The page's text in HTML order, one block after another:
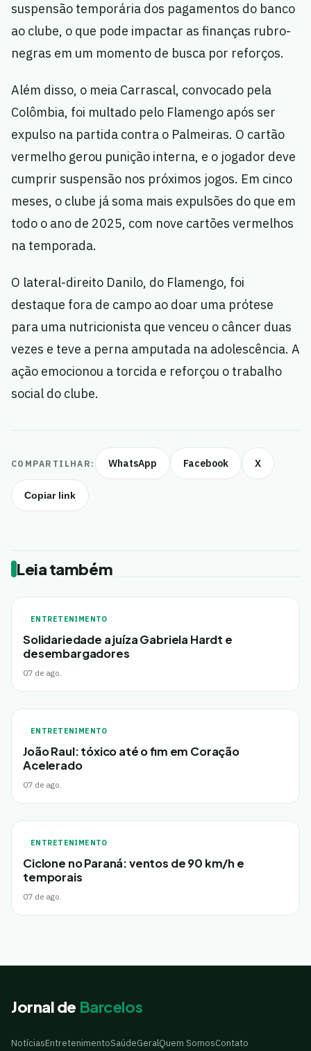
suspensão temporária dos pagamentos do banco
ao clube, o que pode impactar as finanças rubro-
negras em um momento de busca por reforços.
Além disso, o meia Carrascal, convocado pela
Colômbia, foi multado pelo Flamengo após ser
expulso na partida contra o Palmeiras. O cartão
vermelho gerou punição interna, e o jogador deve
cumprir suspensão nos próximos jogos. Em cinco
meses, o clube já soma mais expulsões do que em
todo o ano de 2025, com nove cartões vermelhos
na temporada.
O lateral-direito Danilo, do Flamengo, foi
destaque fora de campo ao doar uma prótese
para uma nutricionista que venceu o câncer duas
vezes e teve a perna amputada na adolescência. A
ação emocionou a torcida e reforçou o trabalho
social do clube.
COMPARTILHAR: WhatsApp Facebook X
Copiar link
Leia também
ENTRETENIMENTO
Solidariedade a juíza Gabriela Hardt e
desembargadores
07 de ago.
ENTRETENIMENTO
João Raul: tóxico até o fim em Coração
Acelerado
07 de ago.
ENTRETENIMENTO
Ciclone no Paraná: ventos de 90 km/h e
temporais
07 de ago.
Jornal de Barcelos
NotíciasEntretenimentoSaúdeGeralQuem SomosContato